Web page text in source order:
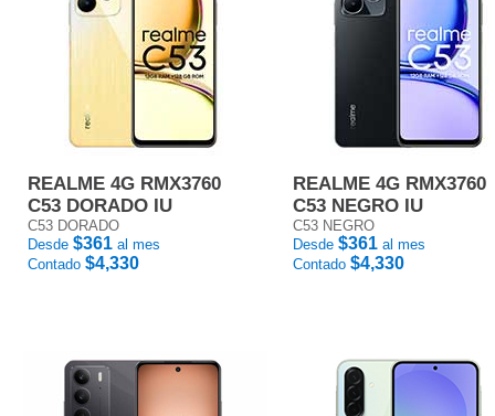
REALME 4G RMX3760
C53 DORADO IU
C53 DORADO
Desde $361 al mes
Contado $4,330
REALME 4G RMX3760
C53 NEGRO IU
C53 NEGRO
Desde $361 al mes
Contado $4,330